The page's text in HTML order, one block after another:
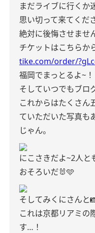
まだライブに行くか
思い切って来てくだ
絶対に後悔させませ
チケットはこちら
tike.com/order/
福岡でまっとるよ~！
そしていつでもブロ
これからはたくさん
ていただいた写真も
じゃん。
にこさきだよ~2人と
おそろいだ🐰🩵
そしてみくにさんと
これは京都リアミの
す…！